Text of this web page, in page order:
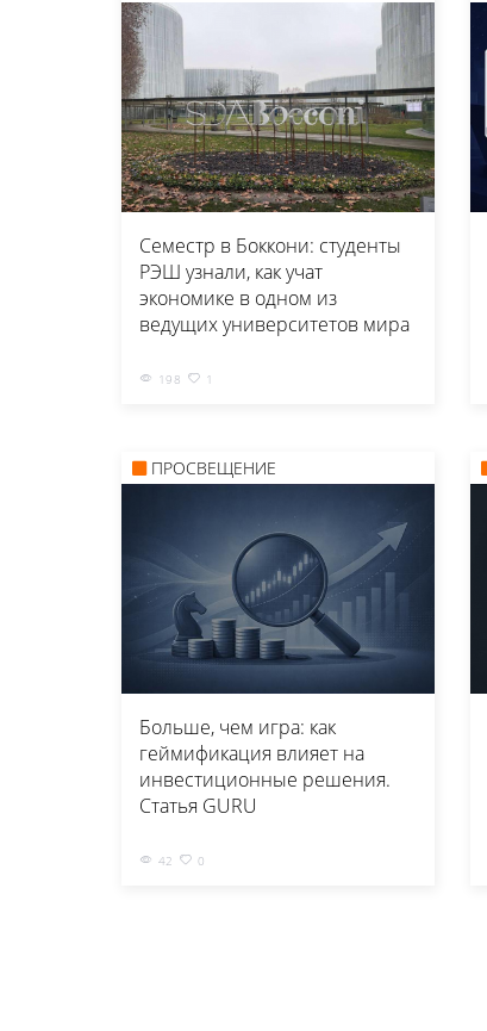
Семестр в Боккони: студенты
РЭШ узнали, как учат
экономике в одном из
ведущих университетов мира
198 1
ПРОСВЕЩЕНИЕ
Больше, чем игра: как
геймификация влияет на
инвестиционные решения.
Статья GURU
42 0